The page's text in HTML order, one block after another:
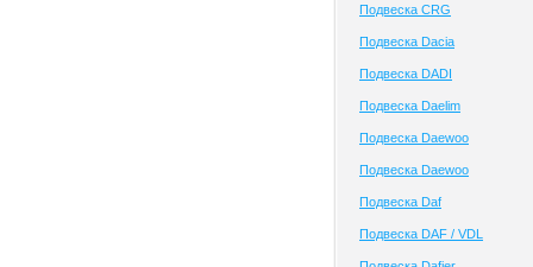
Подвеска CRG
Подвеска Dacia
Подвеска DADI
Подвеска Daelim
Подвеска Daewoo
Подвеска Daewoo
Подвеска Daf
Подвеска DAF / VDL